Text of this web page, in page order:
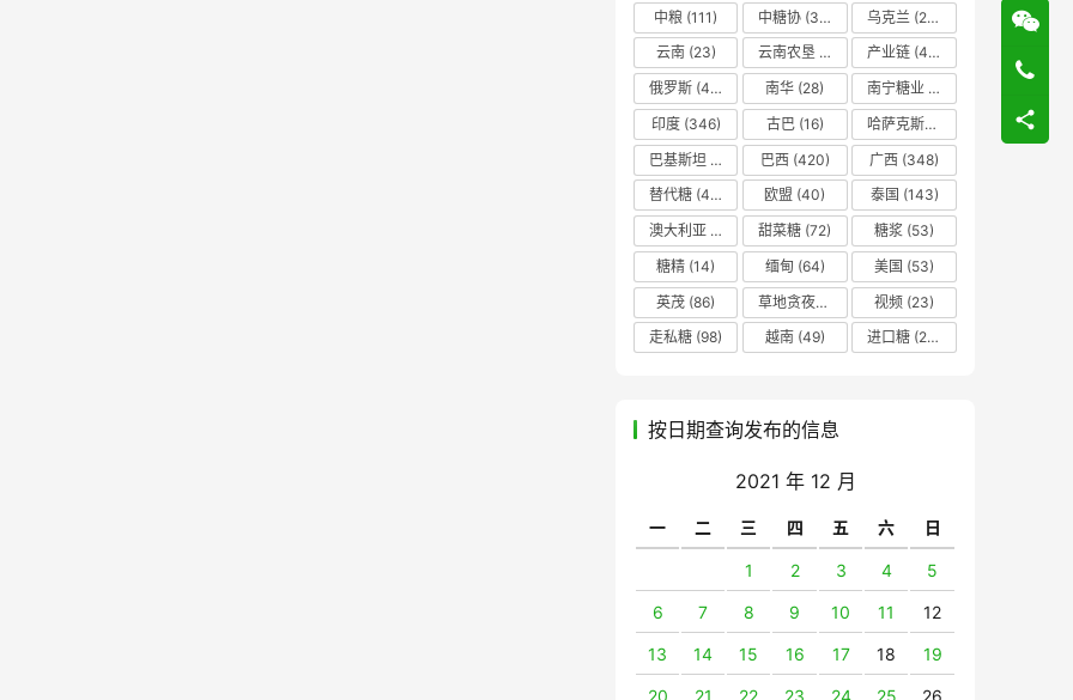
中粮 (111) 中糖协 (37) 乌克兰 (20)
云南(23) 云南农垦 产业链 (42)
俄罗斯 (43) 南华 (28) 南宁糖业
印度(346) 古巴(16) 哈萨克斯坦
巴基斯坦
巴西(420) 广西 (348)
替代糖 (48) 欧盟 (40) 泰国 (143)
澳大利亚
甜菜糖 (72) 糖浆 (53)
糖精 (14) 缅甸 (64) 美国 (53)
英茂 (86) 草地贪夜蛾 视频 (23)
走私糖 (98) 越南(49) 进口糖 (236)
按日期查询发布的信息
2021 年 12 月
一 二 三 四 五 六 日
1 2 3 4 5
6 7 8 9 10 11 12
13 14 15 16 17 18 19